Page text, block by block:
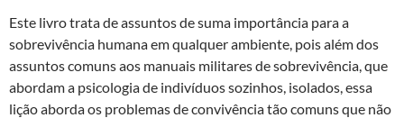
Este livro trata de assuntos de suma importância para a
sobrevivência humana em qualquer ambiente, pois além dos
assuntos comuns aos manuais militares de sobrevivência, que
abordam a psicologia de indivíduos sozinhos, isolados, essa
lição aborda os problemas de convivência tão comuns que não